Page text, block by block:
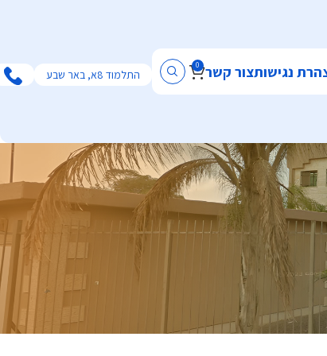
נגישותצור קשר 0
התלמוד 8א, באר שבע